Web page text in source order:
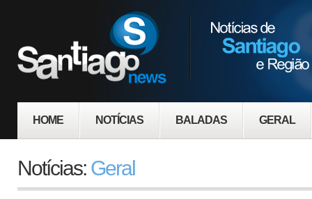
HOME NOTÍCIAS BALADAS GERAL
Notícias: Geral